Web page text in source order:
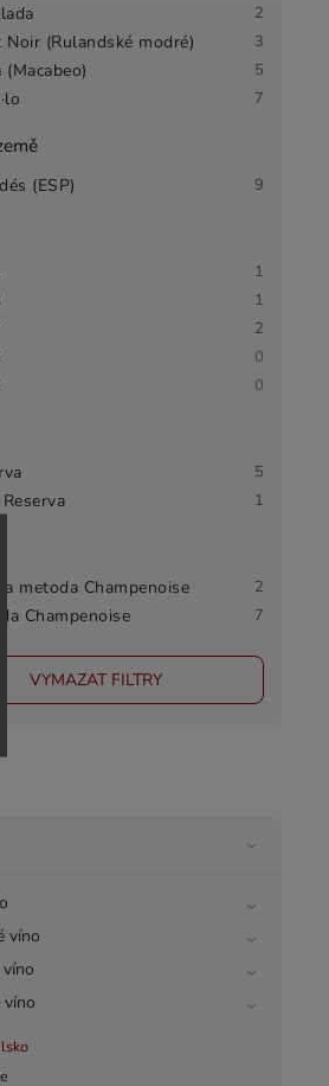
2
Noir (Rulandské modré) 3
5
7
(ESP) 9
1
1
2
0
0
5
1
a metoda Champenoise 2
Champenoise 7
VYMAZAT FILTRY
víno
víno